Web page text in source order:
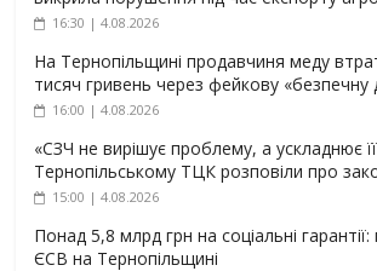
16:30 | 4.08.2026
На Тернопільщині продавчиня меду
тисяч гривень через фейкову «безпечну
16:00 | 4.08.2026
«СЗЧ не вирішує проблему, а ускладнює
Тернопільському ТЦК розповіли про
15:00 | 4.08.2026
Понад 5,8 млрд грн на соціальні гарантії:
ЄСВ на Тернопільщині